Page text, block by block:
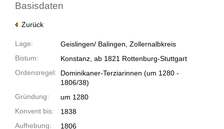
Basisdaten
Zurück
Lage:
Geislingen/ Balingen, Zollernalbkreis
Bistum:
Konstanz, ab 1821 Rottenburg-Stuttgart
Ordensregel:
Dominikaner-Terziarinnen (um 1280 -
1806/38)
Gründung:
um 1280
Konvent bis:
1838
Aufhebung:
1806